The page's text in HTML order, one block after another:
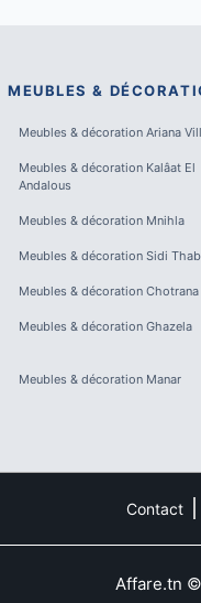
MEUBLES &
Meubles & décoration Ariana
Meubles & décoration Kalâat El
Andalous
Meubles & décoration Mnihla
Meubles & décoration Sidi
Meubles & décoration Chotrana
Meubles & décoration Ghazela
Meubles & décoration Manar
Contact
Affare.tn ©